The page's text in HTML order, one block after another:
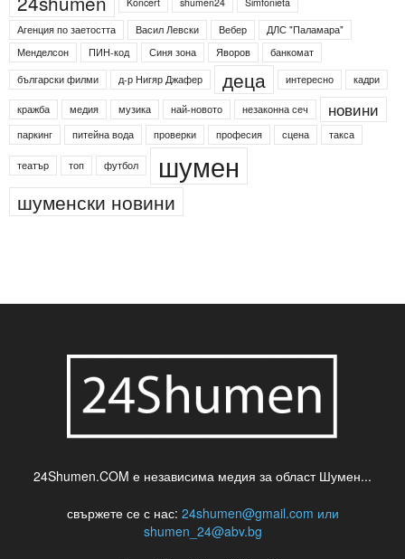
Агенция по заетостта
Васил Левски Вебер
ДЛС "Паламара"
Менделсон
ПИН-код Синя зона Яворов
банкомат
български филми
д-р Нигяр Джафер деца интересно кадри
кражба медия музика най-новото незаконна сеч новини
паркинг питейна вода проверки професия сцена такса
театър топ футбол шумен
шуменски новини
24Shumen.COM е независима медия за област Шумен...
свържете се с нас: 24shumen@gmail.com или
shumen_24@abv.bg